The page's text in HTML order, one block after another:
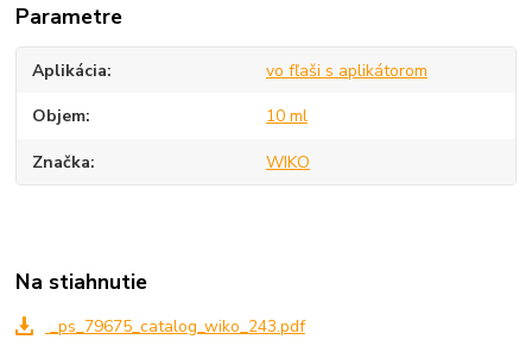
Parametre
Aplikácia vo fľaši s aplikátorom
Objem 10 ml
Značka WIKO
Na stiahnutie
_ps_79675_catalog_wiko_243.pdf